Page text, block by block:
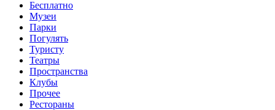
Бесплатно
Музеи
Парки
Погулять
Туристу
Театры
Пространства
Клубы
Прочее
Рестораны